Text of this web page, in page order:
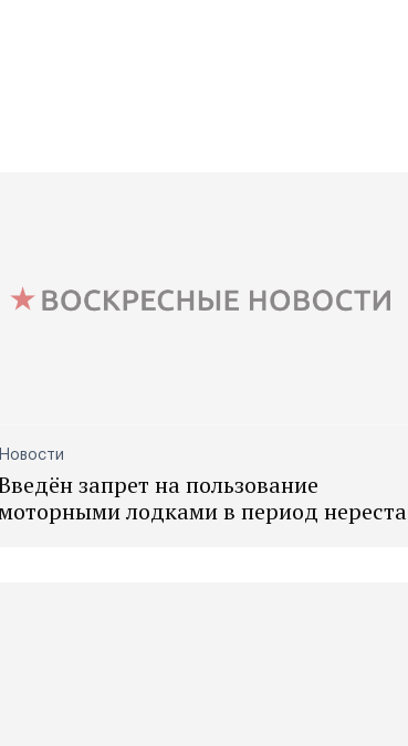
Новости
запрет на пользование
лодками в период нереста